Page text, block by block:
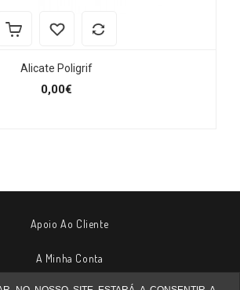
Alicate Poligrif
0,00€
Apoio Ao Cliente
A Minha Conta